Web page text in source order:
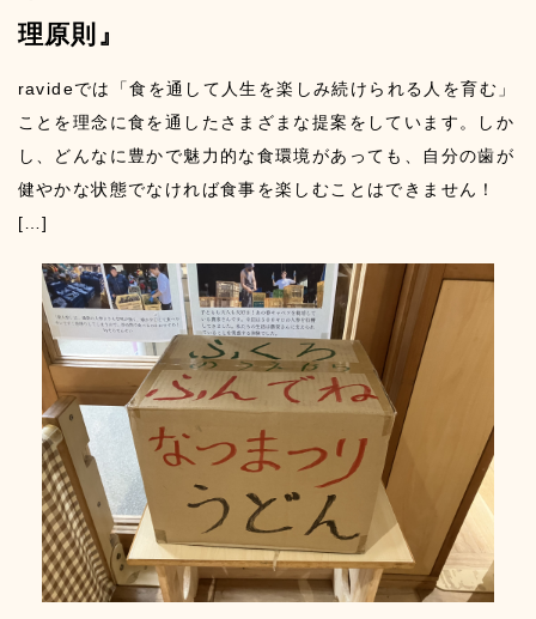
理原則』
ravideでは「食を通して人生を楽しみ続けられる人を育む」
ことを理念に食を通したさまざまな提案をしています。しか
し、どんなに豊かで魅力的な食環境があっても、自分の歯が
健やかな状態でなければ食事を楽しむことはできません！
[…]